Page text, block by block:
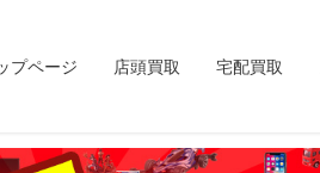
プページ 店頭買取 宅配買取